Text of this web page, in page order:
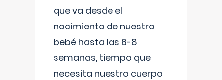
que va desde el
nacimiento de nuestro
bebé hasta las 6-8
semanas, tiempo que
necesita nuestro cuerpo